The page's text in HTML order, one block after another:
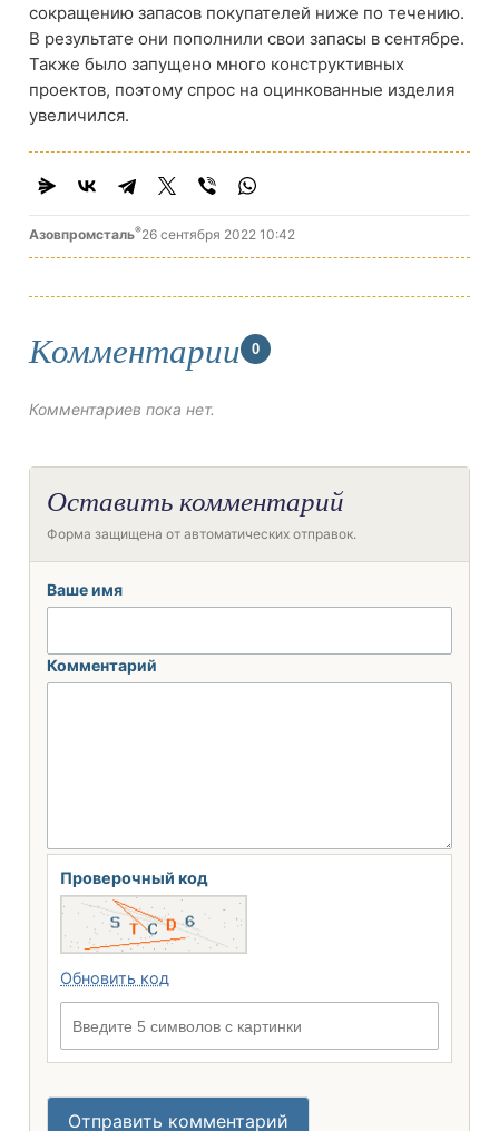
сокращению запасов покупателей ниже по течению.
В результате они пополнили свои запасы в сентябре.
Также было запущено много конструктивных
проектов, поэтому спрос на оцинкованные изделия
увеличился.
Азовпромсталь®26 сентября 2022 10:42
Комментарии 0
Комментариев пока нет.
Оставить комментарий
Форма защищена от автоматических отправок.
Ваше имя
Комментарий
Проверочный код
Обновить код
Отправить комментарий